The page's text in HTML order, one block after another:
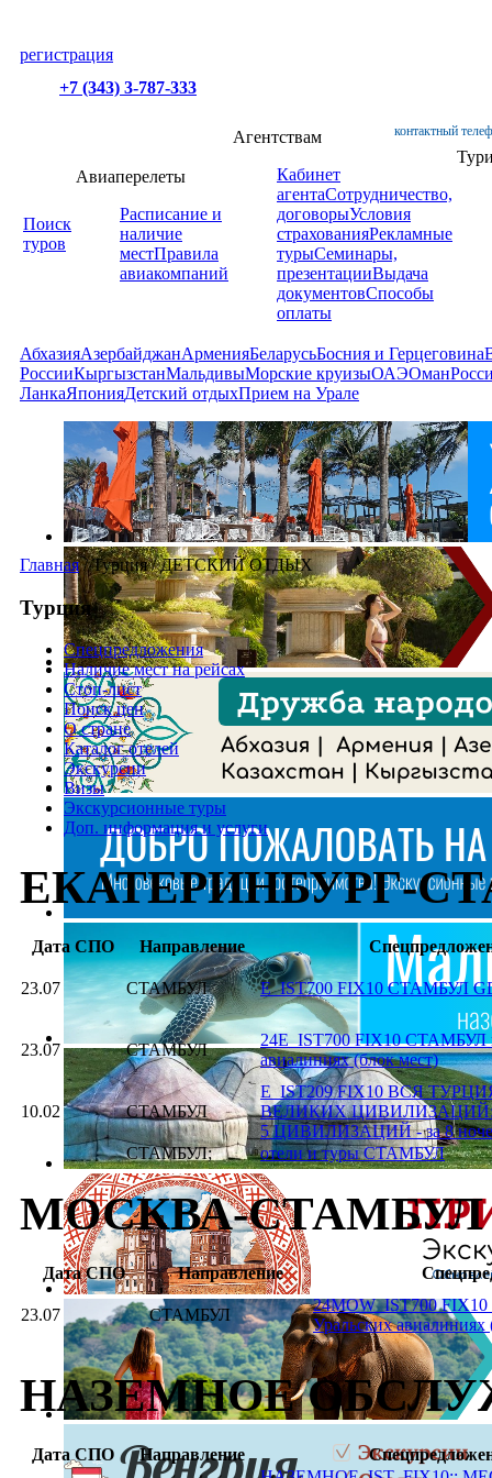
регистрация
+7 (343) 3-787-333
контактный
Поиск
туров
Авиаперелеты
Расписание и
наличие
местПравила
авиакомпаний
Агентствам
Кабинет
агентаСотрудничество,
договорыУсловия
страхованияРекламные
турыСеминары,
презентацииВыдача
документовСпособы
оплаты
АбхазияАзербайджанАрменияБеларусьБосния и Герцеговина
РоссииКыргызстанМальдивыМорские круизыОАЭОман
ЛанкаЯпонияДетский отдыхПрием на Урале
Главная /Турция/ДЕТСКИЙ ОТДЫХ
Турция
Спецпредложения
Наличие мест на рейсах
Стоп-лист
Поиск цен
О стране
Каталог отелей
Экскурсии
Визы
Экскурсионные туры
Доп. информация и услуги
ЕКАТЕРИНБУРГ-
Дата СПО Направление
23.07 СТАМБУЛ E_IST700 FIX10 СТАМБУЛ
23.07 СТАМБУЛ
24E_IST700 FIX10 СТАМБУЛ
авиалиниях (блок мест)
10.02 СТАМБУЛ
E_IST209 FIX10 ВСЯ
ВЕЛИКИХ
5 ЦИВИЛИЗАЦИЙ - за 8
СТАМБУЛ;
отели и туры СТАМБУЛ
МОСКВА-СТАМБУЛ
Дата СПО Направление
23.07 СТАМБУЛ
24MOW_IST700
Уральских авиалиниях
НАЗЕМНОЕ
Дата СПО Направление